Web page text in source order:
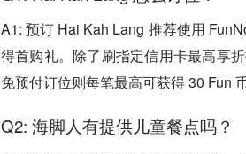
A1: 预订 Hai Kah Lang 推荐使用
得首购礼。除了刷指定信用卡最高享
免预付订位则每笔最高可获得 30 Fun
Q2: 海脚人有提供儿童餐点吗？